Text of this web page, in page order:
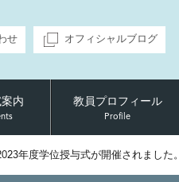
せ オフィシャルブログ
内 教員プロフィール
Profile
年度学位授与式が開催されました。